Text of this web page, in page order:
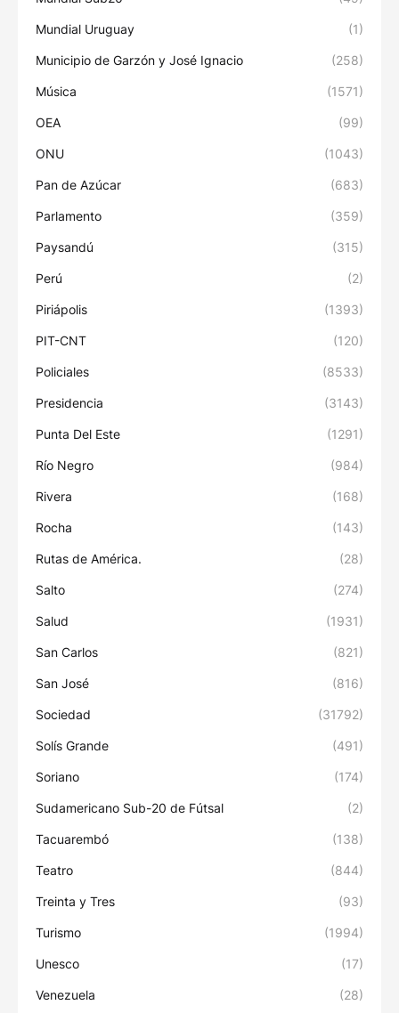
Mundial Uruguay (1)
Municipio de Garzón y José Ignacio (258)
Música (1571)
OEA (99)
ONU (1043)
Pan de Azúcar (683)
Parlamento (359)
Paysandú (315)
Perú (2)
Piriápolis (1393)
PIT-CNT (120)
Policiales (8533)
Presidencia (3143)
Punta Del Este (1291)
Río Negro (984)
Rivera (168)
Rocha (143)
Rutas de América. (28)
Salto (274)
Salud (1931)
San Carlos (821)
San José (816)
Sociedad (31792)
Solís Grande (491)
Soriano (174)
Sudamericano Sub-20 de Fútsal (2)
Tacuarembó (138)
Teatro (844)
Treinta y Tres (93)
Turismo (1994)
Unesco (17)
Venezuela (28)